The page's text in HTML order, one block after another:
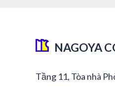
NAGOYA
Tầng 11, Tòa nhà